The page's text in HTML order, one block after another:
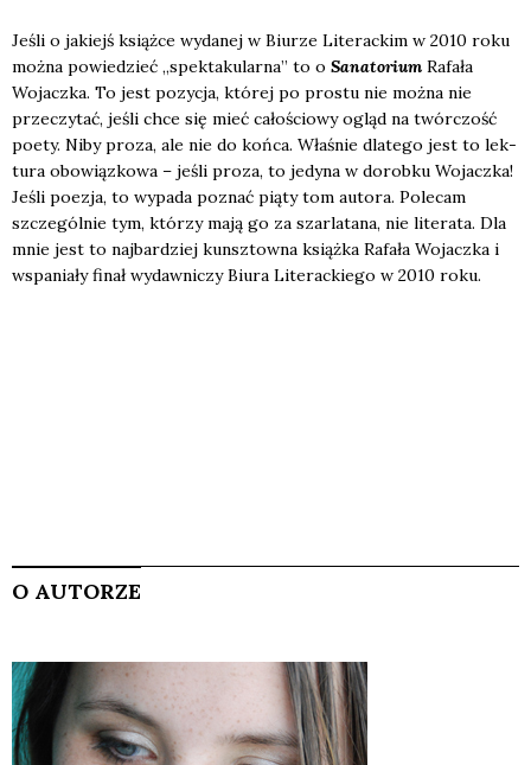
Jeśli o jakiejś książ­ce wyda­nej w Biu­rze Lite­rac­kim w 2010 roku
moż­na powie­dzieć „spek­ta­ku­lar­na” to o Sana­to­rium Rafa­ła
Wojacz­ka. To jest pozy­cja, któ­rej po pro­stu nie moż­na nie
prze­czy­tać, jeśli chce się mieć cało­ścio­wy ogląd na twór­czość
poety. Niby pro­za, ale nie do koń­ca. Wła­śnie dla­te­go jest to lek­
tu­ra obo­wiąz­ko­wa – jeśli pro­za, to jedy­na w dorob­ku Wojacz­ka!
Jeśli poezja, to wypa­da poznać pią­ty tom auto­ra. Pole­cam
szcze­gól­nie tym, któ­rzy mają go za szar­la­ta­na, nie lite­ra­ta. Dla
mnie jest to naj­bar­dziej kunsz­tow­na książ­ka Rafa­ła Wojacz­ka i
wspa­nia­ły finał wydaw­ni­czy Biu­ra Lite­rac­kie­go w 2010 roku.
O AUTORZE